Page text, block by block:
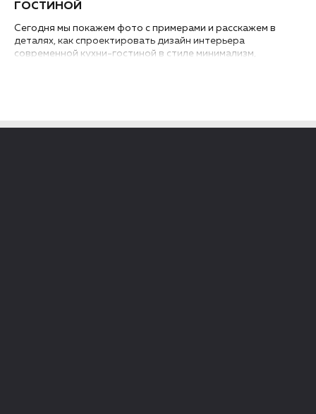
ГОСТИНОЙ
Сегодня мы покажем фото с примерами и расскажем в
деталях, как спроектировать дизайн интерьера
современной кухни-гостиной в стиле минимализм,